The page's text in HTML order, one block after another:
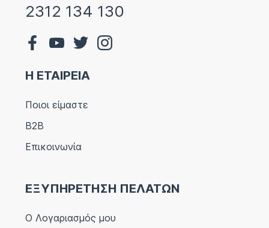
2312 134 130
Η ΕΤΑΙΡΕΙΑ
Ποιοι είμαστε
B2B
Επικοινωνία
ΕΞΥΠΗΡΕΤΗΣΗ ΠΕΛΑΤΩΝ
Ο Λογαριασμός μου